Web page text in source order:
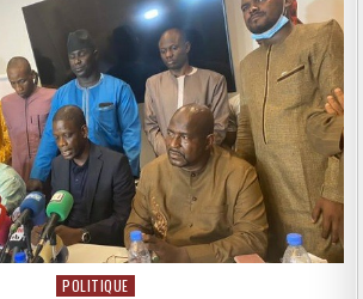
Posted
POLITIQUE